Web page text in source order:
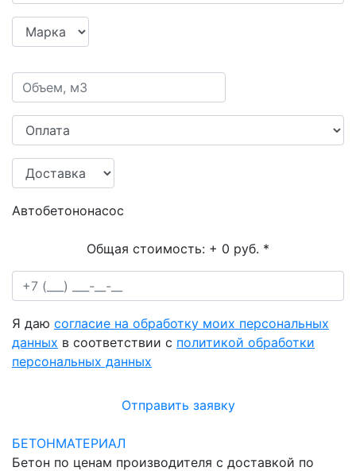
Автобетононасос
Общая стоимость: + 0 руб. *
Я даю согласие на обработку моих персональных
данных в соответствии с политикой обработки
персональных данных
Отправить заявку
БЕТОНМАТЕРИАЛ
Бетон по ценам производителя с доставкой по